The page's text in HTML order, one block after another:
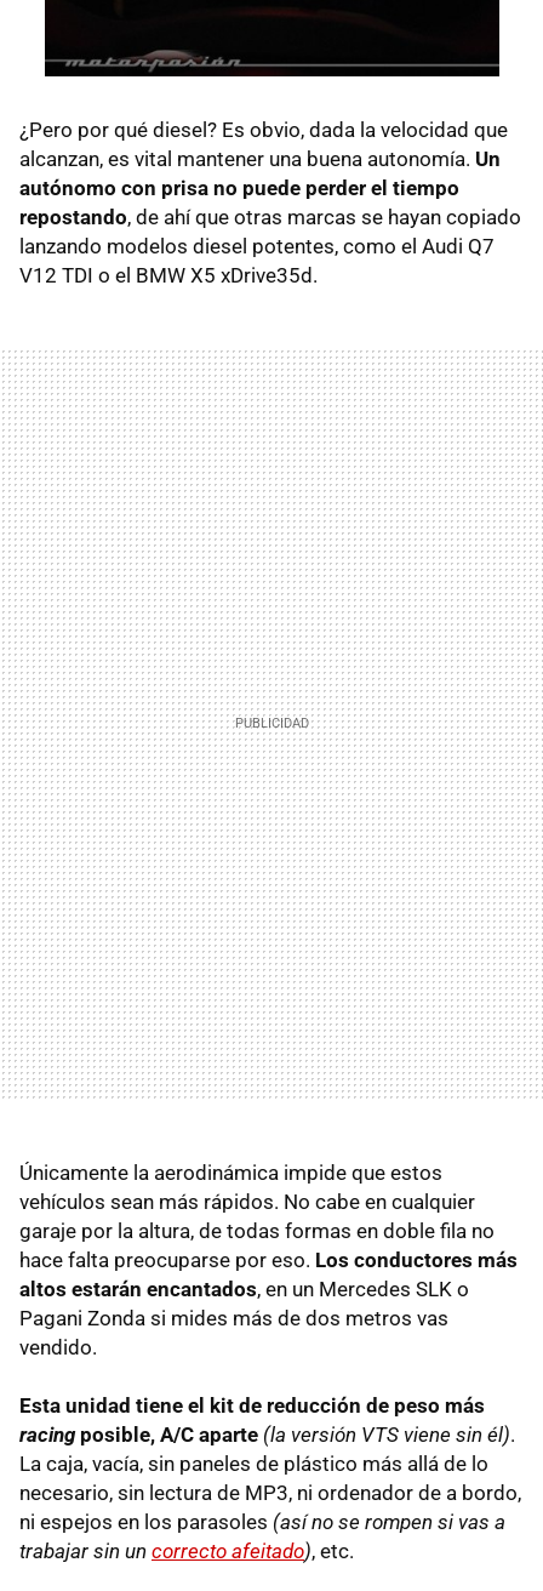
¿Pero por qué diesel? Es obvio, dada la velocidad que
alcanzan, es vital mantener una buena autonomía. Un
autónomo con prisa no puede perder el tiempo
repostando, de ahí que otras marcas se hayan copiado
lanzando modelos diesel potentes, como el Audi Q7
V12 TDI o el BMW X5 xDrive35d.
Únicamente la aerodinámica impide que estos
vehículos sean más rápidos. No cabe en cualquier
garaje por la altura, de todas formas en doble fila no
hace falta preocuparse por eso. Los conductores más
altos estarán encantados, en un Mercedes SLK o
Pagani Zonda si mides más de dos metros vas
vendido.
Esta unidad tiene el kit de reducción de peso más
racingposible, A/C aparte (la versión VTS viene sin él).
La caja, vacía, sin paneles de plástico más allá de lo
necesario, sin lectura de MP3, ni ordenador de a bordo,
ni espejos en los parasoles (así no se rompen si vas a
trabajar sin un correcto afeitado), etc.